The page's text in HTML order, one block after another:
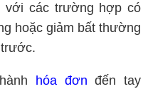
với các trường hợp có
hoặc giảm bất thường
hóa đơn đến tay